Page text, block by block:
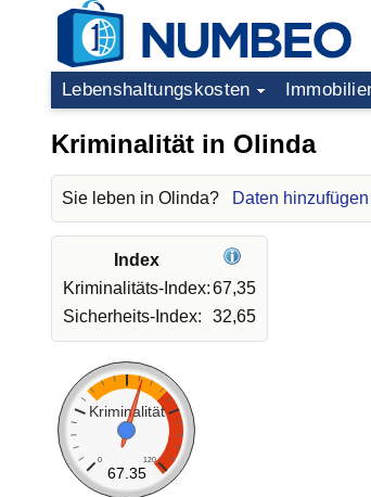
Lebenshaltungskosten
Kriminalität in Olinda
Sie leben in Olinda? Daten
Index
Kriminalitäts-Index:67,35
Sicherheits-Index:
32,65
Kriminalität
0 120
67.35